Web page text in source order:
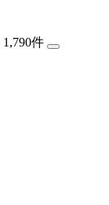
1,790件